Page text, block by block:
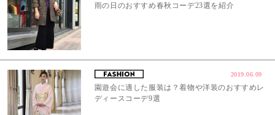
雨の日のおすすめ春秋コーデ23選を紹介
2019.06.09
園遊会に適した服装は？着物や洋装のおすすめレ
ディースコーデ9選